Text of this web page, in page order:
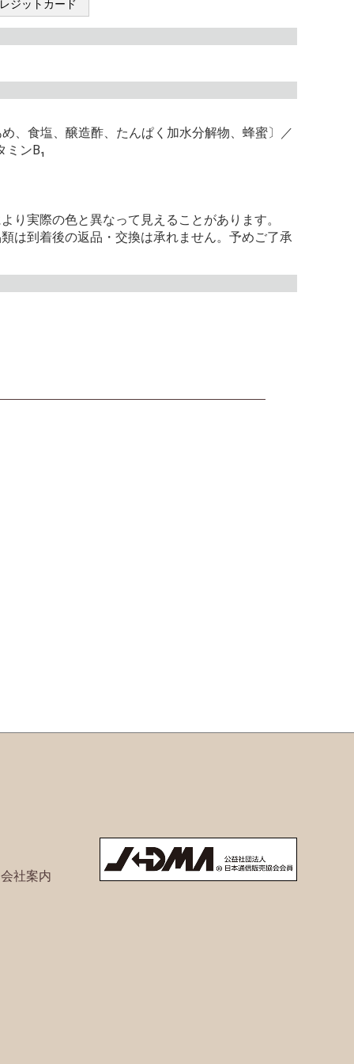
ジットカード
、食塩、醸造酢、たんぱく加水分解物、蜂蜜〕／
ミンB₁
り実際の色と異なって見えることがあります。
は到着後の返品・交換は承れません。予めご了承
社案内